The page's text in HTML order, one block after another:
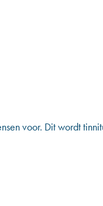
voor. Dit wordt